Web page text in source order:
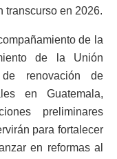
transcurso en 2026.
de la
de la Unión
renovación de
en Guatemala,
preliminares
para fortalecer
en reformas al